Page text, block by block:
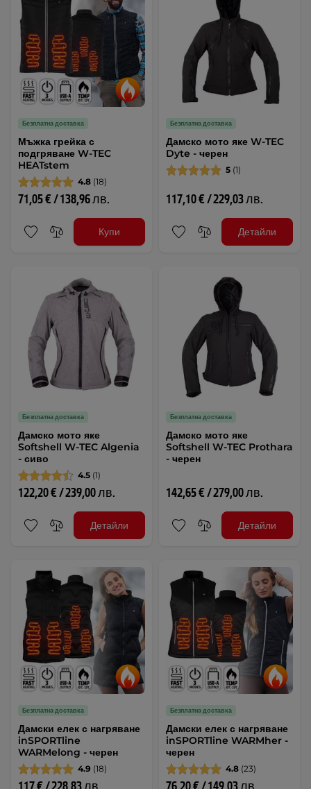
Безплатна доставка
Мъжка грейка с
подгряване W-TEC
HEATstem
4.8 (18)
71,05 € / 138,96 лв.
Купи
Безплатна доставка
Дамско мото яке W-TEC
Dyte - черен
5 (1)
117,10 € / 229,03 лв.
Детайли
Безплатна доставка
Дамско мото яке
Softshell W-TEC Algenia
- сиво
4.5 (1)
122,20 € / 239,00 лв.
Детайли
Безплатна доставка
Дамско мото яке
Softshell W-TEC Prothara
- черен
142,65 € / 279,00 лв.
Детайли
Безплатна доставка
Дамски елек с нагряване
inSPORTline
WARMelong - черен
4.9 (18)
Безплатна доставка
Дамски елек с нагряване
inSPORTline WARMher -
черен
4.8 (23)